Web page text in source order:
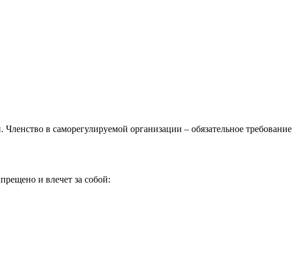
в саморегулируемой организации – обязательное требование
и влечет за собой: